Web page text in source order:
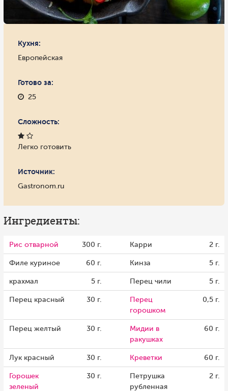
Кухня:
Европейская
Готово за:
25
Сложность:
Легко готовить
Источник:
Gastronom.ru
Ингредиенты:
Рис отварной 300 г. Карри 2 г.
Филе куриное 60 г. Кинза 5 г.
крахмал 5 г. Перец чили 5 г.
Перец красный 30 г.
Перец
горошком
0,5 г.
Перец желтый 30 г.
Мидии в
ракушках
60 г.
Лук красный 30 г. Креветки 60 г.
Горошек
зеленый
30 г.
Петрушка
рубленная
2 г.